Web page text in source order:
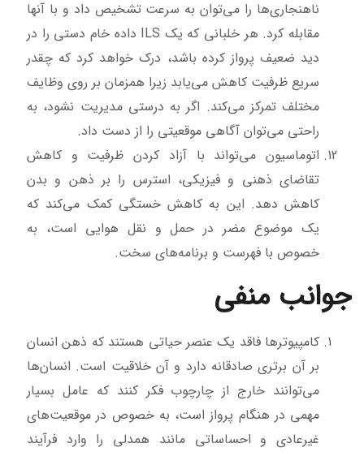
ناهنجاری‌ها را می‌توان به سرعت تشخیص داد و با آنها
مقابله کرد. هر خلبانی که یک ILS داده خام دستی را در
دید ضعیف پرواز کرده باشد، درک خواهد کرد که چقدر
سریع ظرفیت کاهش می‌یابد زیرا همزمان بر روی وظایف
مختلف تمرکز می‌کند. اگر به درستی مدیریت نشود، به
راحتی می‌توان آگاهی موقعیتی را از دست داد.
اتوماسیون می‌تواند با آزاد کردن ظرفیت و کاهش
تقاضای ذهنی و فیزیکی، استرس را بر ذهن و بدن
کاهش دهد. این به کاهش خستگی کمک می‌کند که
یک موضوع مضر در حمل و نقل هوایی است، به
خصوص با فهرست و برنامه‌های سخت.
جوانب منفی
کامپیوترها فاقد یک عنصر حیاتی هستند که ذهن انسان
بر آن برتری صادقانه دارد و آن خلاقیت است. انسان‌ها
می‌توانند خارج از چارچوب فکر کنند که عامل بسیار
مهمی در هنگام پرواز است، به خصوص در موقعیت‌های
غیرعادی و احساساتی مانند همدلی را وارد فرآیند